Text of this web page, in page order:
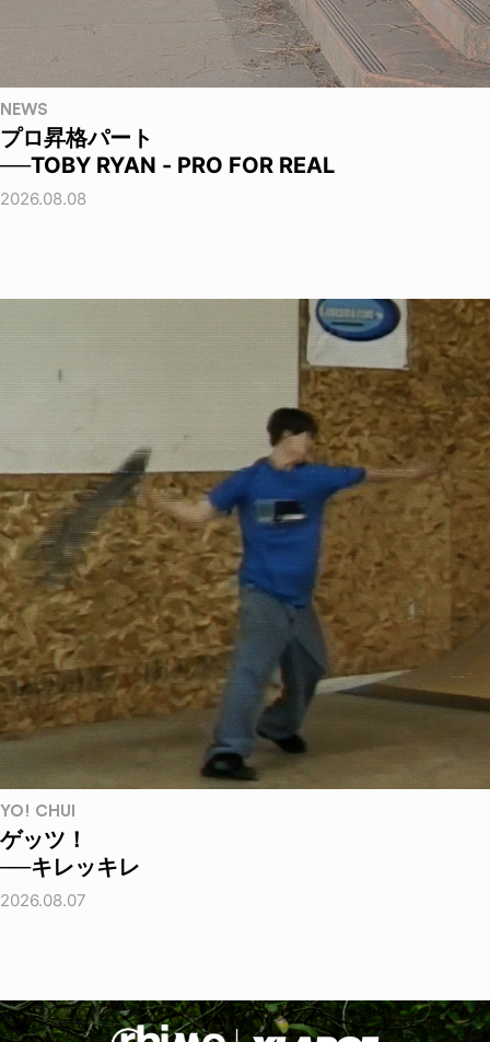
NEWS
プロ昇格パート
──TOBY RYAN - PRO FOR REAL
2026.08.08
YO! CHUI
ゲッツ！
──キレッキレ
2026.08.07